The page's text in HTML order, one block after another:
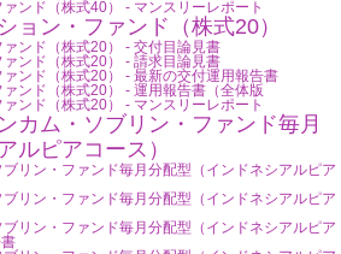
ンド（株式40） - マンスリーレポート
ョン・ファンド（株式20）
ンド（株式20） - 交付目論見書
ンド（株式20） - 請求目論見書
ンド（株式20） - 最新の交付運用報告書
ンド（株式20） - 運用報告書（全体版
ンド（株式20） - マンスリーレポート
カム・ソブリン・ファンド毎月
ルピアコース）
リン・ファンド毎月分配型（インドネシアルピア
リン・ファンド毎月分配型（インドネシアルピア
リン・ファンド毎月分配型（インドネシアルピア